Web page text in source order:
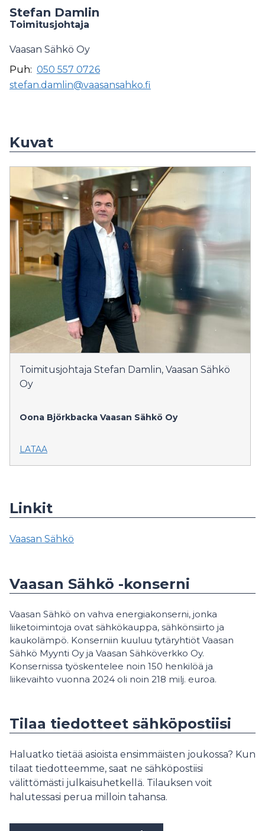
Stefan Damlin
Toimitusjohtaja
Vaasan Sähkö Oy
Puh: 050 557 0726
stefan.damlin@vaasansahko.fi
Kuvat
Toimitusjohtaja Stefan Damlin, Vaasan Sähkö
Oy
Oona Björkbacka Vaasan Sähkö Oy
LATAA
Linkit
Vaasan Sähkö
Vaasan Sähkö -konserni
Vaasan Sähkö on vahva energiakonserni, jonka
liiketoimintoja ovat sähkökauppa, sähkönsiirto ja
kaukolämpö. Konserniin kuuluu tytäryhtiöt Vaasan
Sähkö Myynti Oy ja Vaasan Sähköverkko Oy.
Konsernissa työskentelee noin 150 henkilöä ja
liikevaihto vuonna 2024 oli noin 218 milj. euroa.
Tilaa tiedotteet sähköpostiisi
Haluatko tietää asioista ensimmäisten joukossa? Kun
tilaat tiedotteemme, saat ne sähköpostiisi
välittömästi julkaisuhetkellä. Tilauksen voit
halutessasi perua milloin tahansa.